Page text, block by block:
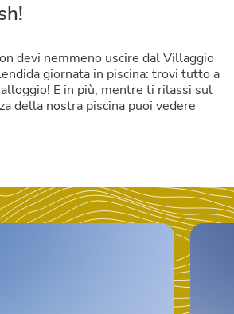
devi nemmeno uscire dal Villaggio
giornata in piscina: trovi tutto a
E in più, mentre ti rilassi sul
della nostra piscina puoi vedere